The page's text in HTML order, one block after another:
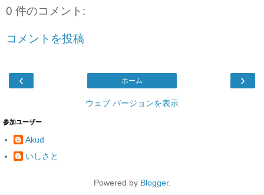
0 件のコメント:
コメントを投稿
‹ ›
ホーム
ウェブ バージョンを表示
参加ユーザー
Akud
いしさと
Powered by Blogger.